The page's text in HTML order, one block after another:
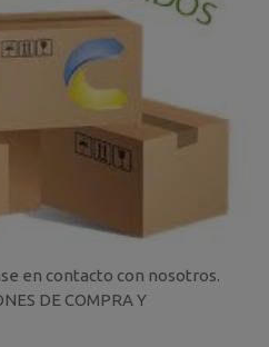
en contacto con nosotros.
DE COMPRA Y